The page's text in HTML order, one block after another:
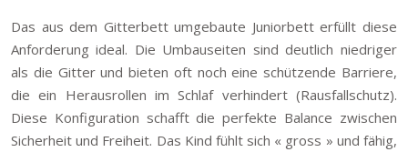
Das aus dem Gitterbett umgebaute Juniorbett erfüllt diese
Anforderung ideal. Die Umbauseiten sind deutlich niedriger
als die Gitter und bieten oft noch eine schützende Barriere,
die ein Herausrollen im Schlaf verhindert (Rausfallschutz).
Diese Konfiguration schafft die perfekte Balance zwischen
Sicherheit und Freiheit. Das Kind fühlt sich « gross » und fähig,